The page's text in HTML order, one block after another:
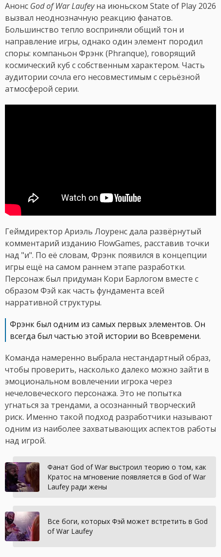
Анонс God of War Laufeyна июньском State of Play 2026
вызвал неоднозначную реакцию фанатов.
Большинство тепло восприняли общий тон и
направление игры, однако один элемент породил
споры: компаньон Фрэнк (Phranque), говорящий
космический куб с собственным характером. Часть
аудитории сочла его несовместимым с серьёзной
атмосферой серии.
Геймдиректор Ариэль Лоуренс дала развёрнутый
комментарий изданию FlowGames, расставив точки
над "и". По её словам, Фрэнк появился в концепции
игры ещё на самом раннем этапе разработки.
Персонаж был придуман Кори Барлогом вместе с
образом Фэй как часть фундамента всей
нарративной структуры.
Фрэнк был одним из самых первых элементов. Он
всегда был частью этой истории во Всевремени.
Команда намеренно выбрала нестандартный образ,
чтобы проверить, насколько далеко можно зайти в
эмоциональном вовлечении игрока через
нечеловеческого персонажа. Это не попытка
угнаться за трендами, а осознанный творческий
риск. Именно такой подход разработчики называют
одним из наиболее захватывающих аспектов работы
над игрой.
Фанат God of War выстроил теорию о том, как
Кратос на мгновение появляется в God of War
Laufey ради жены
Все боги, которых Фэй может встретить в God
of War Laufey